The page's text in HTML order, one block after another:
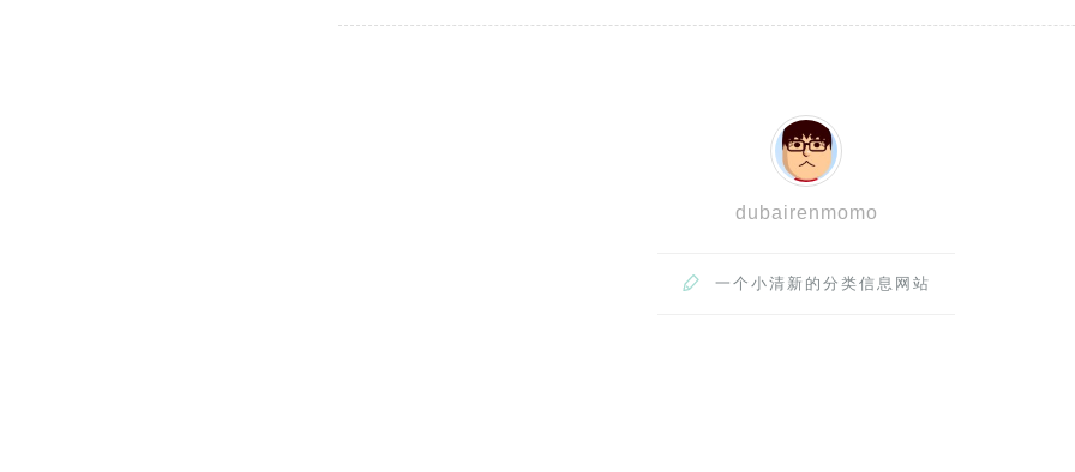
dubairenmomo
 一个小清新的分类信息网站